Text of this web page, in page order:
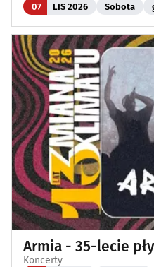
07 LIS 2026 Sobota
Armia - 35-lecie
Koncerty